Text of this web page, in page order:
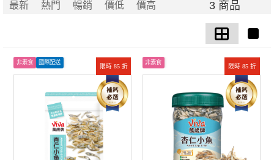
最新 熱門 暢銷 價低 價高 3 商品
限時 85 折
非素食 國際配送
限時 85 折
非素食